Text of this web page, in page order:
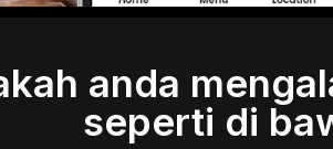
anda
seperti di